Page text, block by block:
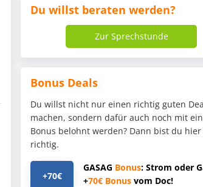
Du willst beraten werden?
Zur Sprechstunde
Bonus Deals
Du willst nicht nur einen richtig guten
machen, sondern dafür auch noch mit
Bonus belohnt werden? Dann bist du hier
richtig.
+70€
GASAG Bonus: Strom oder
+70€ Bonus vom Doc!